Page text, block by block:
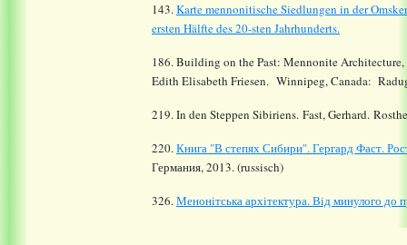
143.Karte mennonitische Siedlungen in der
ersten Hälfte des 20-sten Jahrhunderts.
186. Building on the Past: Mennonite
Edith Elisabeth Friesen. Winnipeg, Canada:
219. In den Steppen Sibiriens. Fast, Gerhard.
220.Книга "В степях Сибири". Гергард Фаст.
Германия, 2013. (russisch)
326.Менонiтська архiтектура. Вiд минулого до